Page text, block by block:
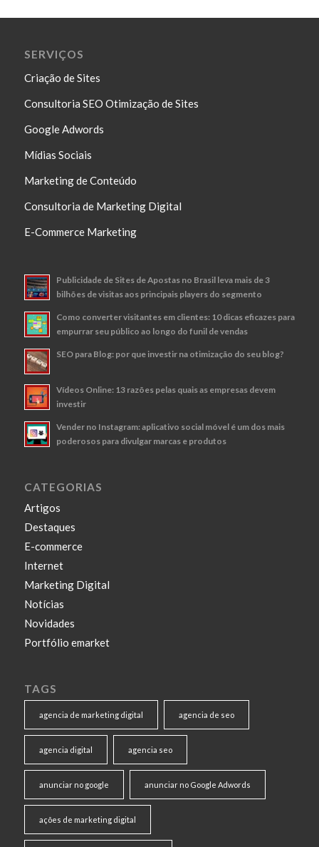
SERVIÇOS
Criação de Sites
Consultoria SEO Otimização de Sites
Google Adwords
Mídias Sociais
Marketing de Conteúdo
Consultoria de Marketing Digital
E-Commerce Marketing
Publicidade de Sites de Apostas no Brasil leva mais de 3
bilhões de visitas aos principais players do segmento
Como converter visitantes em clientes: 10 dicas eficazes para
empurrar seu público ao longo do funil de vendas
SEO para Blog: por que investir na otimização do seu blog?
Vídeos Online: 13 razões pelas quais as empresas devem
investir
Vender no Instagram: aplicativo social móvel é um dos mais
poderosos para divulgar marcas e produtos
CATEGORIAS
Artigos
Destaques
E-commerce
Internet
Marketing Digital
Notícias
Novidades
Portfólio emarket
TAGS
agencia de marketing digital agencia de seo
agencia digital agencia seo
anunciar no google anunciar no Google Adwords
ações de marketing digital